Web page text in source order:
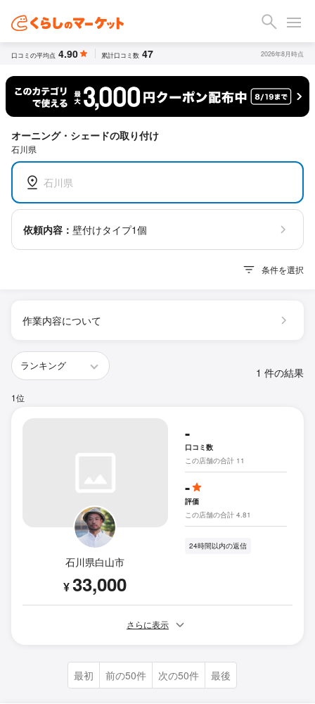
口コミの平均点 4.90 累計口コミ数 47 2026年8月時点
オーニング・シェードの取り付け
石川県
石川県
依頼内容： 壁付けタイプ1個
条件を選択
作業内容について
1 件の結果
1位
石川県白山市
¥33,000
-
口コミ数
この店舗の合計 11
-
評価
この店舗の合計 4.81
24時間以内の返信
さらに表示
最初 前の50件 次の50件 最後